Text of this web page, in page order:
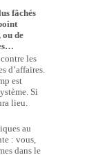
fâchés
de
les
d’affaires.
est
Si
lieu.
au
: vous,
dans le